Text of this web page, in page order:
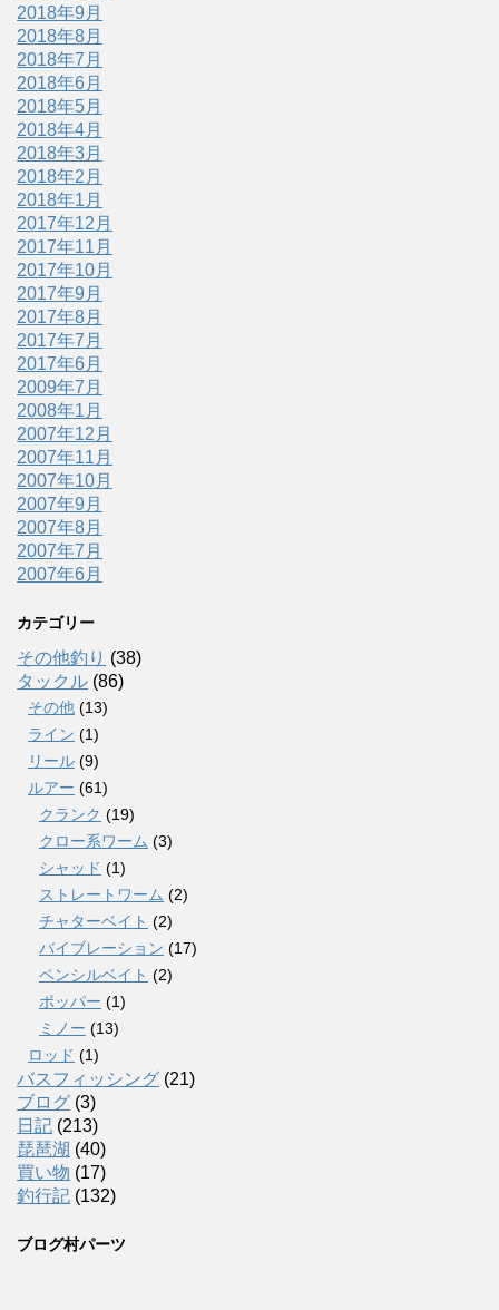
2018年9月
2018年8月
2018年7月
2018年6月
2018年5月
2018年4月
2018年3月
2018年2月
2018年1月
2017年12月
2017年11月
2017年10月
2017年9月
2017年8月
2017年7月
2017年6月
2009年7月
2008年1月
2007年12月
2007年11月
2007年10月
2007年9月
2007年8月
2007年7月
2007年6月
カテゴリー
その他釣り (38)
タックル (86)
その他 (13)
ライン (1)
リール (9)
ルアー (61)
クランク (19)
クロー系ワーム (3)
シャッド (1)
ストレートワーム (2)
チャターベイト (2)
バイブレーション (17)
ペンシルベイト (2)
ポッパー (1)
ミノー (13)
ロッド (1)
バスフィッシング (21)
ブログ (3)
日記 (213)
琵琶湖 (40)
買い物 (17)
釣行記 (132)
ブログ村パーツ